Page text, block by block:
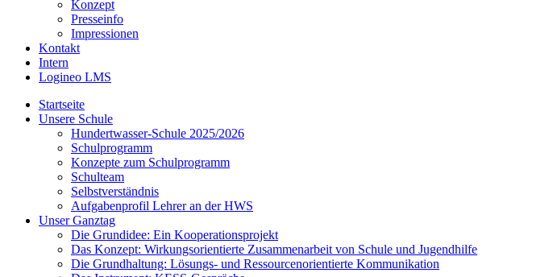
Konzept
Presseinfo
Impressionen
Kontakt
Intern
Logineo LMS
Startseite
Unsere Schule
Hundertwasser-Schule 2025/2026
Schulprogramm
Konzepte zum Schulprogramm
Schulteam
Selbst­ver­ständ­nis
Aufgabenprofil Lehrer an der HWS
Unser Ganztag
Die Grundidee: Ein Kooperationsprojekt
Das Konzept: Wirkungsorientierte Zusammenarbeit von Schule und Jugendhilfe
Die Grundhaltung: Lösungs- und Ressourcenorientierte Kommunikation